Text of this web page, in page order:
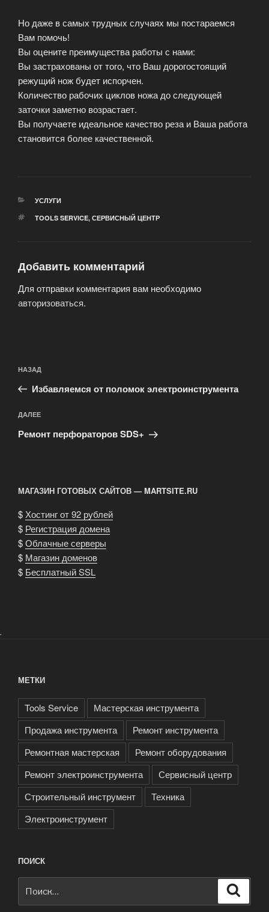
Но даже в самых трудных случаях мы постараемся
Вам помочь!
Вы оцените преимущества работы с нами:
Вы застрахованы от того, что Ваш дорогостоящий
режущий нож будет испорчен.
Количество рабочих циклов ножа до следующей
заточки заметно возрастает.
Вы получаете идеальное качество реза и Ваша работа
становится более качественной.
РУБРИКИ
УСЛУГИ
МЕТКИ
TOOLS SERVICE, СЕРВИСНЫЙ ЦЕНТР
Добавить комментарий
Для отправки комментария вам необходимо
авторизоваться.
по
записям
Предыдущая
запись:
НАЗАД
Избавляемся от поломок электроинструмента
Следующая
запись
ДАЛЕЕ
Ремонт перфораторов SDS+
МАГАЗИН ГОТОВЫХ САЙТОВ — MARTSITE.RU
$ Хостинг от 92 рублей
$ Регистрация домена
$Облачные серверы
$ Магазин доменов
$ Бесплатный SSL
.
МЕТКИ
Tools Service
Мастерская инструмента
Продажа инструмента
Ремонт инструмента
Ремонтная мастерская
Ремонт оборудования
Ремонт электроинструмента
Сервисный центр
Строительный инструмент
Техника
Электроинструмент
ПОИСК